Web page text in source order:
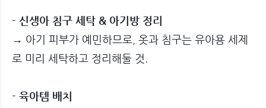
- 신생아 침구 세탁 & 아기방 정리
→ 아기 피부가 예민하므로, 옷과 침구는 유아용 세제
로 미리 세탁하고 정리해둘 것.
- 육아템 배치